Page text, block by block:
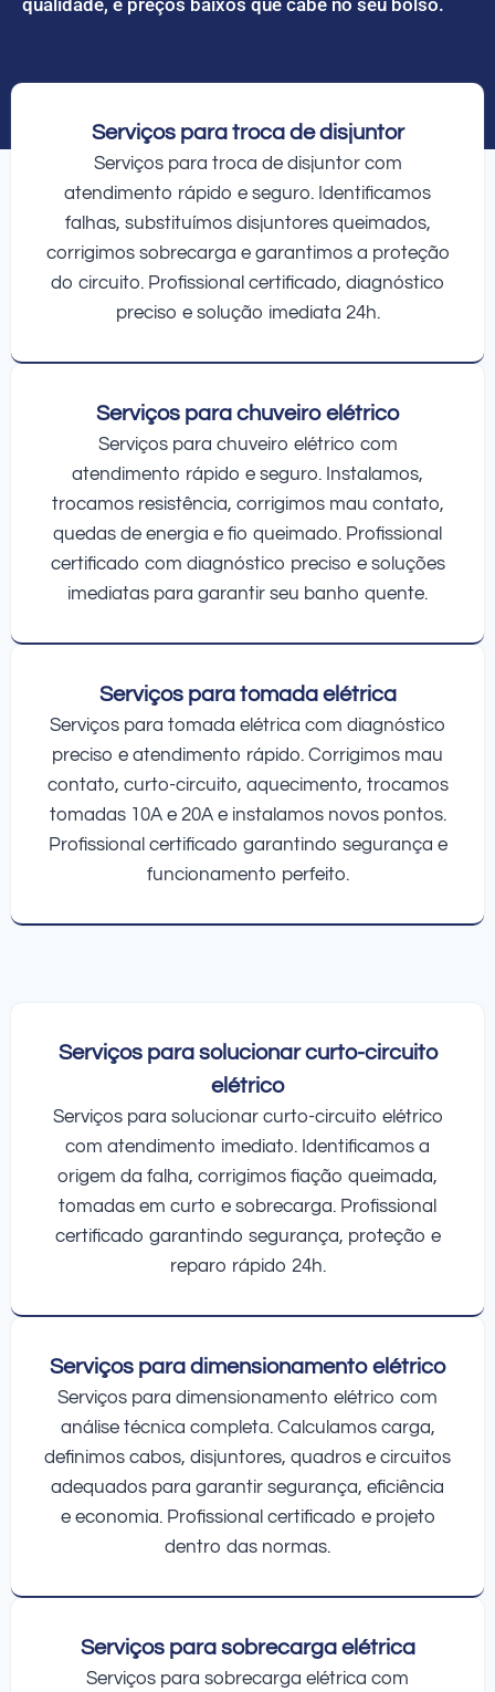
Serviços para troca de disjuntor
Serviços para troca de disjuntor com
atendimento rápido e seguro. Identificamos
falhas, substituímos disjuntores queimados,
corrigimos sobrecarga e garantimos a proteção
do circuito. Profissional certificado, diagnóstico
preciso e solução imediata 24h.
Serviços para chuveiro elétrico
Serviços para chuveiro elétrico com
atendimento rápido e seguro. Instalamos,
trocamos resistência, corrigimos mau contato,
quedas de energia e fio queimado. Profissional
certificado com diagnóstico preciso e soluções
imediatas para garantir seu banho quente.
Serviços para tomada elétrica
Serviços para tomada elétrica com diagnóstico
preciso e atendimento rápido. Corrigimos mau
contato, curto-circuito, aquecimento, trocamos
tomadas 10A e 20A e instalamos novos pontos.
Profissional certificado garantindo segurança e
funcionamento perfeito.
Serviços para solucionar curto-circuito
elétrico
Serviços para solucionar curto-circuito elétrico
com atendimento imediato. Identificamos a
origem da falha, corrigimos fiação queimada,
tomadas em curto e sobrecarga. Profissional
certificado garantindo segurança, proteção e
reparo rápido 24h.
Serviços para dimensionamento elétrico
Serviços para dimensionamento elétrico com
análise técnica completa. Calculamos carga,
definimos cabos, disjuntores, quadros e circuitos
adequados para garantir segurança, eficiência
e economia. Profissional certificado e projeto
dentro das normas.
Serviços para sobrecarga elétrica
Serviços para sobrecarga elétrica com